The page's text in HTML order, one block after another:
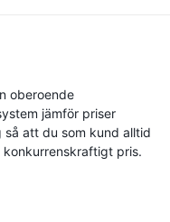
oberoende
jämför priser
att du som kund alltid
pris.